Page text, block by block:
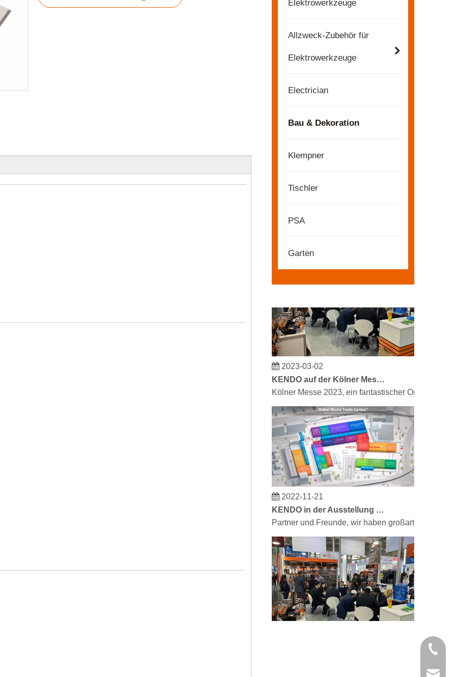
Elektrowerkzeuge
Allzweck-Zubehör für
Elektrowerkzeuge
Electrician
Bau & Dekoration
Klempner
Tischler
PSA
Garten
2023-03-02
Kölner Messe 2023, ein fantastischer Ort für
2022-11-21
Partner und Freunde, wir haben großartige
Kölner Messe 2023, ein fantastischer Ort für
+86 21